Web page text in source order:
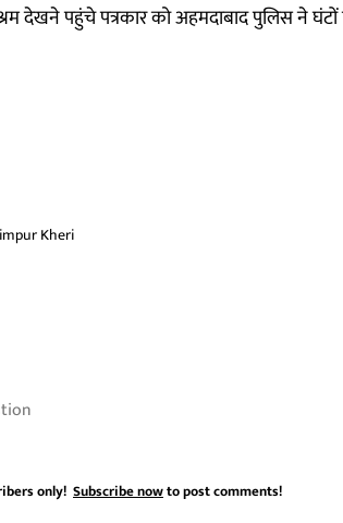
देखने पहुंचे पत्रकार को अहमदाबाद पुलिस ने घंटों
Kheri
only! Subscribe nowto post comments!